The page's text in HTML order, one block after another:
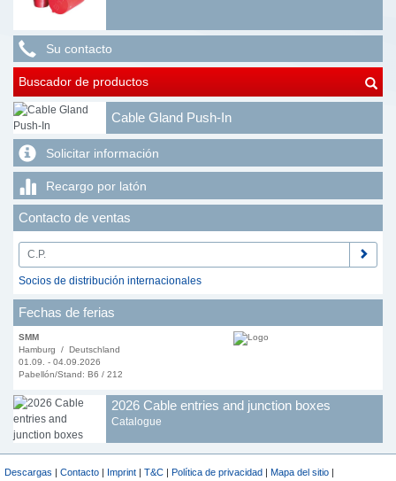
Su contacto
Buscador de productos
Cable Gland Push-In
Solicitar información
Recargo por latón
Contacto de ventas
Socios de distribución internacionales
Fechas de ferias
SMM
Hamburg / Deutschland
01.09. - 04.09.2026
Pabellón/Stand: B6 / 212
2026 Cable entries and junction boxes
Catalogue
Descargas | Contacto | Imprint | T&C | Política de privacidad | Mapa del sitio |